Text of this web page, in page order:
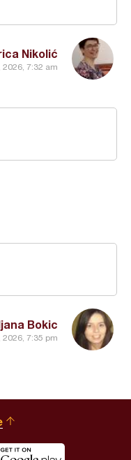
Nikolić
2026, 7:32 am
Bokic
2026, 7:35 pm